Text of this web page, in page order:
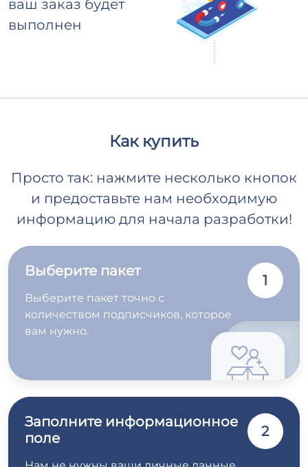
ваш заказ будет
выполнен
Как купить
Просто так: нажмите несколько кнопок
и предоставьте нам необходимую
информацию для начала разработки!
Выберите пакет
Выберите пакет точно с
количеством подписчиков, которое
вам нужно.
1
Заполните информационное
поле
2